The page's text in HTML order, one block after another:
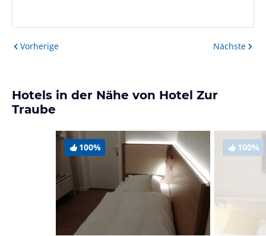
Vorherige Nächste
Hotels in der Nähe von Hotel Zur
Traube
100% 100%